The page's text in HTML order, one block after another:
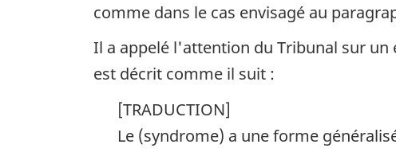
comme dans le cas envisagé au
Il a appelé l'attention du Tribunal sur un
est décrit comme il suit :
[TRADUCTION]
Le (syndrome) a une forme